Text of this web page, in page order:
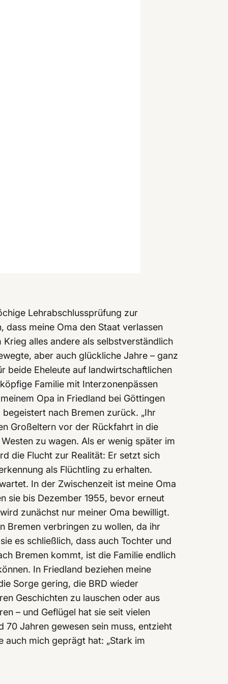
Lehrabschlussprüfung zur
meine Oma den Staat verlassen
alles andere als selbstverständlich
aber auch glückliche Jahre – ganz
beide Eheleute auf landwirtschaftlichen
Familie mit Interzonenpässen
Opa in Friedland bei Göttingen
nach Bremen zurück. „Ihr
Großeltern vor der Rückfahrt in die
zu wagen. Als er wenig später im
die Flucht zur Realität: Er setzt sich
als Flüchtling zu erhalten.
In der Zwischenzeit ist meine Oma
sie bis Dezember 1955, bevor erneut
zunächst nur meiner Oma bewilligt.
Bremen verbringen zu wollen, da ihr
es schließlich, dass auch Tochter und
Bremen kommt, ist die Familie endlich
In Friedland beziehen meine
Sorge gering, die BRD wieder
Geschichten zu lauschen oder aus
– und Geflügel hat sie seit vielen
Jahren gewesen sein muss, entzieht
auch mich geprägt hat: „Stark im